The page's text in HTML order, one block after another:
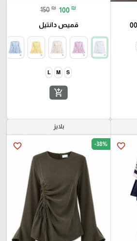
150 ₪ 100 ₪
قميص دانتيل
add_shopping_cart
favorite_border
بلايز
favorite_border -38%